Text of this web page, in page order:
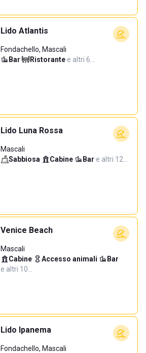
Lido Atlantis
Fondachello, Mascali
Bar· Ristorante·e altri 6…
Lido Luna Rossa
Mascali
Sabbiosa· Cabine· Bar·e altri 12…
Venice Beach
Mascali
Cabine· Accesso animali· Bar·
e altri 10…
Lido Ipanema
Fondachello, Mascali